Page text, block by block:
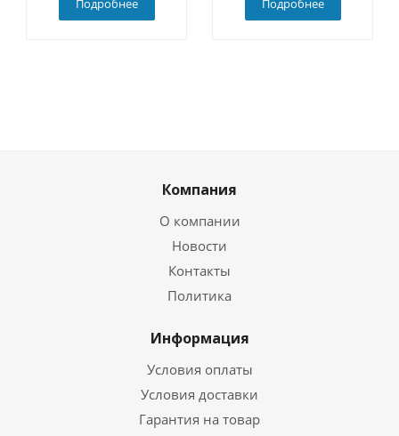
Подробнее Подробнее
Компания
О компании
Новости
Контакты
Политика
Информация
Условия оплаты
Условия доставки
Гарантия на товар